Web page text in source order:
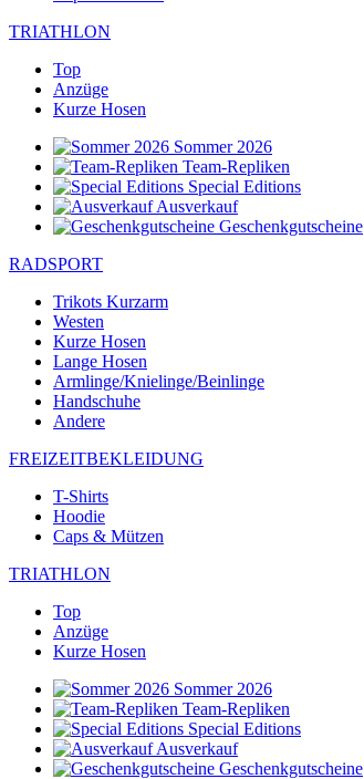
TRIATHLON
Top
Anzüge
Kurze Hosen
Sommer 2026
Team-Repliken
Special Editions
Ausverkauf
Geschenkgutscheine
RADSPORT
Trikots Kurzarm
Westen
Kurze Hosen
Lange Hosen
Armlinge/Knielinge/Beinlinge
Handschuhe
Andere
FREIZEITBEKLEIDUNG
T-Shirts
Hoodie
Caps & Mützen
TRIATHLON
Top
Anzüge
Kurze Hosen
Sommer 2026
Team-Repliken
Special Editions
Ausverkauf
Geschenkgutscheine